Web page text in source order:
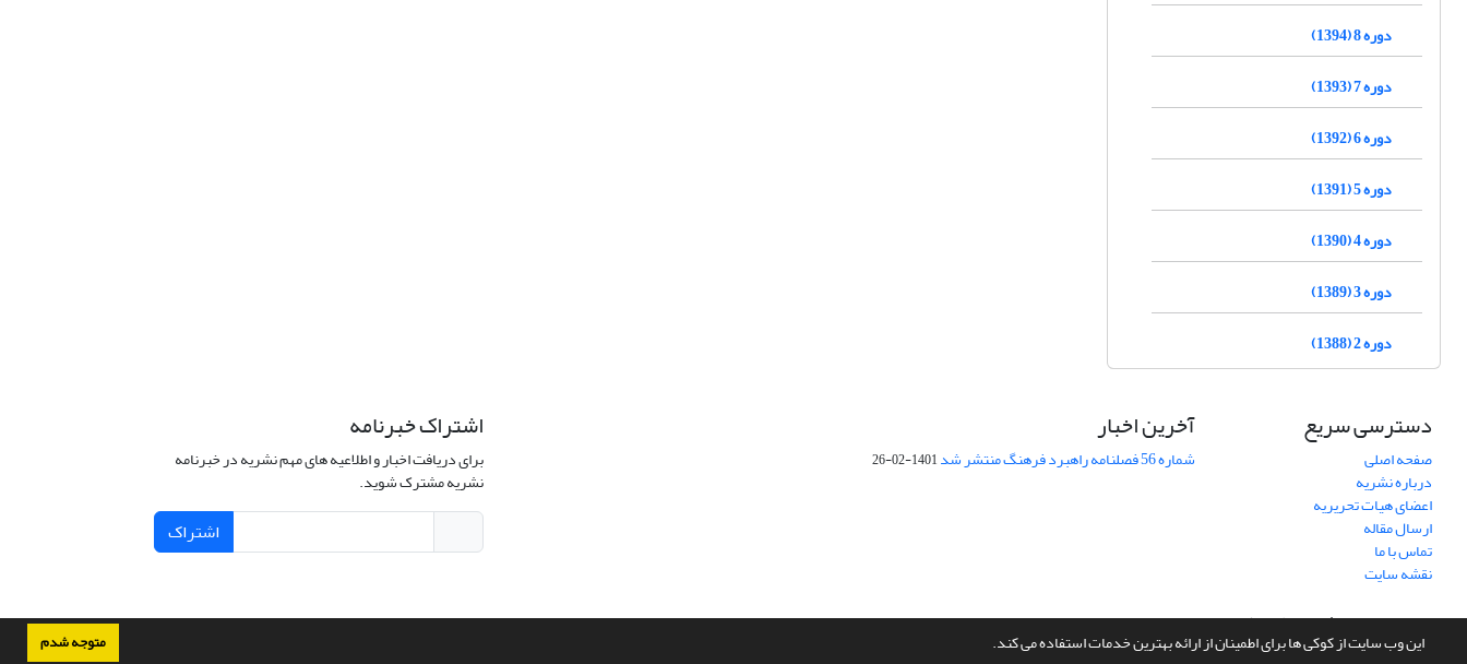
این وب سایت از کوکی ها برای اطمینان از ارائه بهترین خدمات استفاده می کند. متوجه شدم
دوره 8 (1394)
دوره 7 (1393)
دوره 6 (1392)
دوره 5 (1391)
دوره 4 (1390)
دوره 3 (1389)
دوره 2 (1388)
دسترسی سریع
صفحه اصلی
درباره نشریه
اعضای هیات تحریریه
ارسال مقاله
تماس با ما
نقشه سایت
آخرین اخبار
شماره 56 فصلنامه راهبرد فرهنگ منتشر شد 1401-02-26
اشتراک خبرنامه
برای دریافت اخبار و اطلاعیه های مهم نشریه در خبرنامه
نشریه مشترک شوید.
اشتراک
سامانه مدیریت نشریات علمی.طراحی و پیاده سازی ازسیناوب